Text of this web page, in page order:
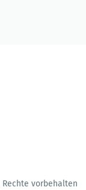
vorbehalten